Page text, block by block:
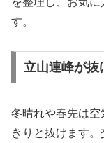
す。
立山連峰が抜
冬晴れや春先は空
きりと抜けます